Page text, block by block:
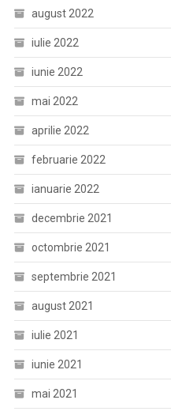
august 2022
iulie 2022
iunie 2022
mai 2022
aprilie 2022
februarie 2022
ianuarie 2022
decembrie 2021
octombrie 2021
septembrie 2021
august 2021
iulie 2021
iunie 2021
mai 2021